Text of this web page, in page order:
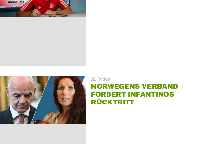
NORWEGENS VERBAND
FORDERT INFANTINOS
RÜCKTRITT